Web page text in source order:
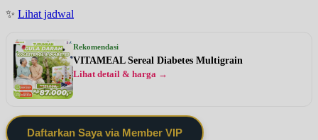
✨ Lihat jadwal
Rekomendasi
VITAMEAL Sereal Diabetes Multigrain
Lihat detail & harga →
Daftarkan Saya via Member VIP